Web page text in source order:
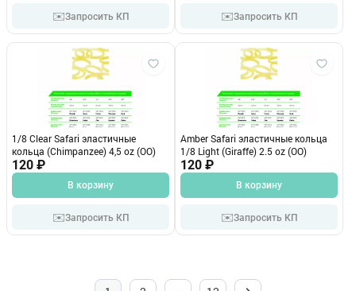
✉️Запросить КП ✉️Запросить КП
1/8 Clear Safari эластичные
кольца (Chimpanzee) 4,5 oz (OO)
120 ₽
В корзину
✉️Запросить КП
Amber Safari эластичные кольца
1/8 Light (Giraffe) 2.5 oz (OO)
120 ₽
В корзину
✉️Запросить КП